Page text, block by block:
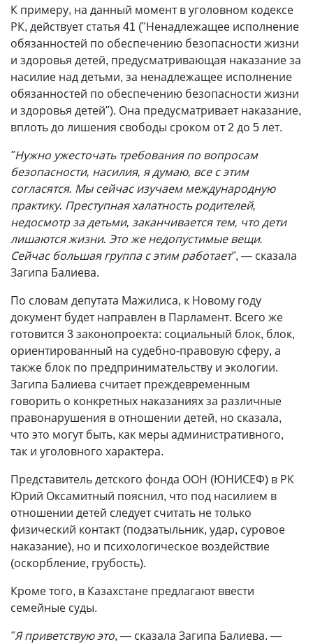
К примеру, на данный момент в уголовном кодексе
РК, действует статья 41 ("Ненадлежащее исполнение
обязанностей по обеспечению безопасности жизни
и здоровья детей, предусматривающая наказание за
насилие над детьми, за ненадлежащее исполнение
обязанностей по обеспечению безопасности жизни
и здоровья детей"). Она предусматривает наказание,
вплоть до лишения свободы сроком от 2 до 5 лет.
"Нужно ужесточать требования по вопросам
безопасности, насилия, я думаю, все с этим
согласятся. Мы сейчас изучаем международную
практику. Преступная халатность родителей,
недосмотр за детьми, заканчивается тем, что дети
лишаются жизни. Это же недопустимые вещи.
Сейчас большая группа с этим работает", — сказала
Загипа Балиева.
По словам депутата Мажилиса, к Новому году
документ будет направлен в Парламент. Всего же
готовится 3 законопроекта: социальный блок, блок,
ориентированный на судебно-правовую сферу, а
также блок по предпринимательству и экологии.
Загипа Балиева считает преждевременным
говорить о конкретных наказаниях за различные
правонарушения в отношении детей, но сказала,
что это могут быть, как меры административного,
так и уголовного характера.
Представитель детского фонда ООН (ЮНИСЕФ) в РК
Юрий Оксамитный пояснил, что под насилием в
отношении детей следует считать не только
физический контакт (подзатыльник, удар, суровое
наказание), но и психологическое воздействие
(оскорбление, грубость).
Кроме того, в Казахстане предлагают ввести
семейные суды.
"Я приветствую это, — сказала Загипа Балиева. —